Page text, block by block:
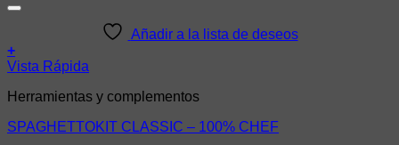
Añadir a la lista de deseos
+
Vista Rápida
Herramientas y complementos
SPAGHETTOKIT CLASSIC – 100% CHEF